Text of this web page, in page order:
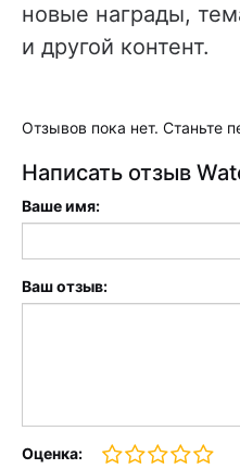
новые награды,
и другой контент.
Отзывов пока нет. Станьте
Написать отзыв
Ваше имя:
Ваш отзыв:
Оценка: